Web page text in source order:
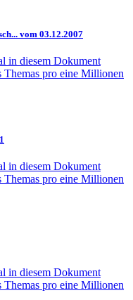
vom 03.12.2007
in diesem Dokument
Themas pro eine Millionen
in diesem Dokument
Themas pro eine Millionen
in diesem Dokument
Themas pro eine Millionen